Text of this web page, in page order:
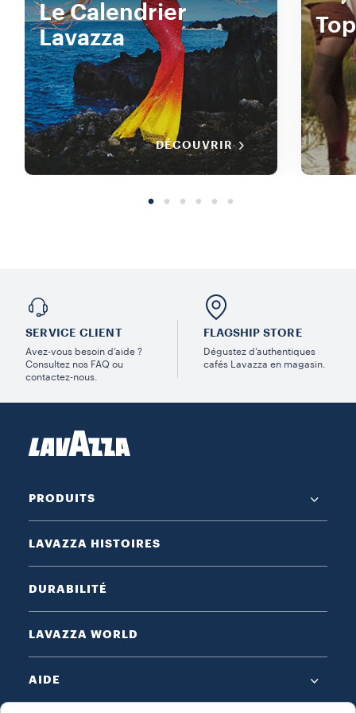
Le Calendrier
Lavazza
DÉCOUVRIR
SERVICE CLIENT
Avez-vous besoin d’aide ?
Consultez nos FAQ ou
contactez-nous.
FLAGSHIP STORE
Dégustez d’authentiques
cafés Lavazza en magasin.
PRODUITS
LAVAZZA HISTOIRES
DURABILITÉ
LAVAZZA WORLD
AIDE